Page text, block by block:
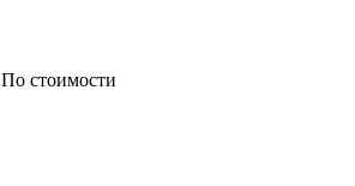
По стоимости